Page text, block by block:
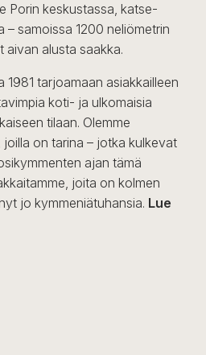
Porin keskustassa, katse-
– samoissa 1200 neliömetrin
aivan alusta saakka.
tarjoamaan asiakkailleen
koti- ja ulkomaisia
tilaan. Olemme
on tarina – jotka kulkevat
ajan tämä
joita on kolmen
jo kymmeniätuhansia. Lue